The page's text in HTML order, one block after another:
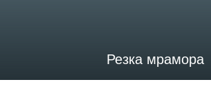
Резка мрамора